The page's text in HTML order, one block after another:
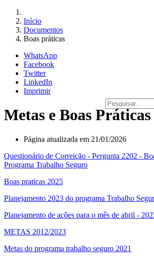
Início
Documentos
Boas práticas
WhatsApp
Facebook
Twitter
LinkedIn
Imprimir
Metas e Boas Práticas
Página atualizada em 21/01/2026
Questionário de Correição - Pergunta 2202 -
Programa Trabalho Seguro
Boas praticas 2025
Planejamento 2023 do programa Trabalho
Planejamento de ações para o mês de abril -
METAS 2012/2023
Metas do programa trabalho seguro 2021